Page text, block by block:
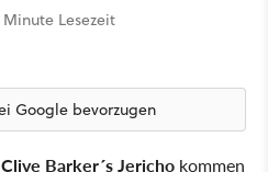
Minute Lesezeit
Google bevorzugen
Clive Barker´s Jericho kommen